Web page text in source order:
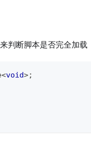
判断脚本是否完全加载
<void>;